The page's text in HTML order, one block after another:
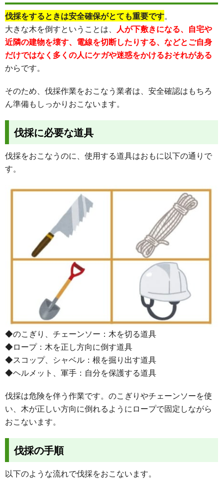
伐採をするときは安全確保がとても重要です。
大きな木を倒すということは、 人が下敷きになる、自宅や
近隣の建物を壊す、電線を切断したりする、などとご自身
だけではなく多くの人にケガや迷惑をかけるおそれがある
からです。
そのため、伐採作業をおこなう業者は、安全確認はもちろ
ん準備もしっかりおこないます。
伐採に必要な道具
伐採をおこなうのに、使用する道具はおもに以下の通りで
す。
◆のこぎり、チェーンソー：木を切る道具
◆ロープ：木を正し方向に倒す道具
◆スコップ、シャベル：根を掘り出す道具
◆ヘルメット、軍手：自分を保護する道具
伐採は危険を伴う作業です。のこぎりやチェーンソーを使
い、木が正しい方向に倒れるようにロープで固定しながら
おこないます。
伐採の手順
以下のような流れで伐採をおこないます。